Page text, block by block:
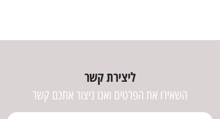
ליצירת קשר
השאירו את הפרטים ואנו ניצור אתכם קשר